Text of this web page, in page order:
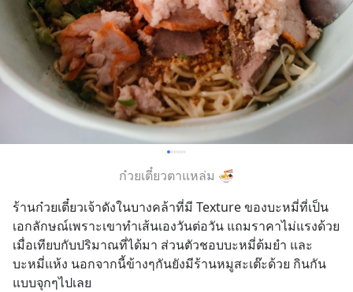
ก๋วยเตี๋ยวตาแหล่ม 🍜
ร้านก๋วยเตี๋ยวเจ้าดังในบางคล้าที่มี Texture ของบะหมี่ที่เป็น
เอกลักษณ์เพราะเขาทำเส้นเองวันต่อวัน แถมราคาไม่แรงด้วย
เมื่อเทียบกับปริมาณที่ได้มา ส่วนตัวชอบบะหมี่ต้มยำ และ
บะหมี่แห้ง นอกจากนี้ข้างๆกันยังมีร้านหมูสะเต๊ะด้วย กินกัน
แบบจุกๆไปเลย